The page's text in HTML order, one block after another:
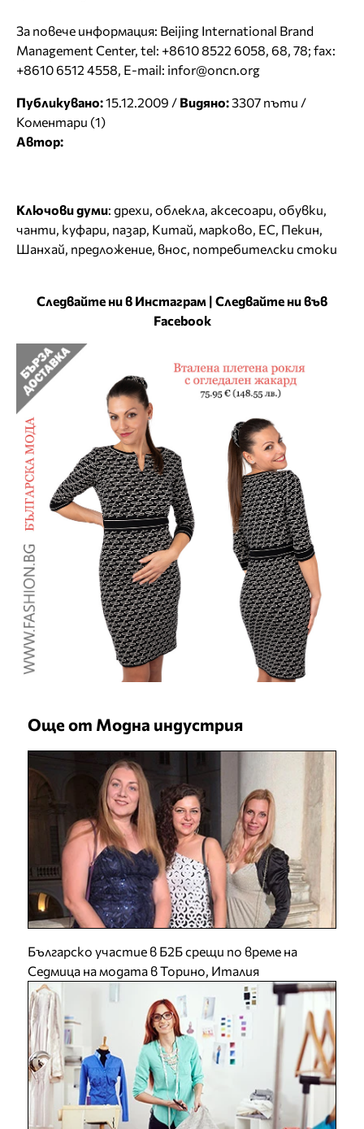
За повече информация: Beijing International Brand
Management Center, tel: +8610 8522 6058, 68, 78; fax:
+8610 6512 4558, E-mail: infor@oncn.org
Публикувано:15.12.2009 / Видяно: 3307 пъти /
Коментари (1)
Автор:
Ключови думи: дрехи облекла аксесоари обувки
чанти куфари пазар Китай марково ЕС Пекин
Шанхай предложение внос потребителски стоки
Следвайте ни в Инстаграм | Следвайте ни във
Facebook
Още от Модна индустрия
Българско участие в Б2Б срещи по време на
Седмица на модата в Торино, Италия